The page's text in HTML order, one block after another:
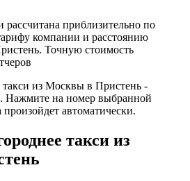
рассчитана приблизительно по
компании и расстоянию
Точную стоимость
такси из Москвы в Пристень -
Нажмите на номер выбранной
автоматически.
такси из